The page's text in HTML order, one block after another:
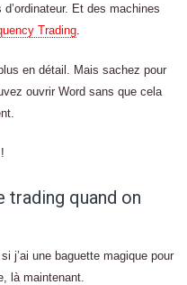
d’ordinateur. Et des machines
Trading
en détail. Mais sachez pour
ouvrir Word sans que cela
trading quand on
j’ai une baguette magique pour
là maintenant.